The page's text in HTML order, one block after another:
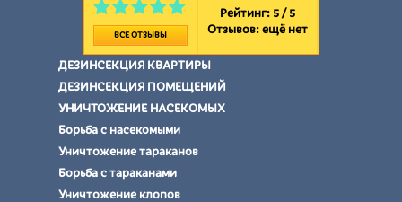
ВСЕ ОТЗЫВЫ
Рейтинг: 5 / 5
Отзывов: ещё нет
ДЕЗИНСЕКЦИЯ КВАРТИРЫ
ДЕЗИНСЕКЦИЯ ПОМЕЩЕНИЙ
УНИЧТОЖЕНИЕ НАСЕКОМЫХ
Борьба с насекомыми
Уничтожение тараканов
Борьба с тараканами
Уничтожение клопов